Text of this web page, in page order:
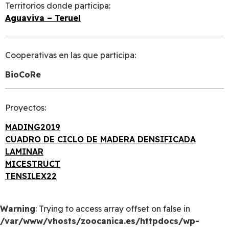
Territorios donde participa:
Aguaviva – Teruel
Cooperativas en las que participa:
BioCoRe
Proyectos:
MADING2019
CUADRO DE CICLO DE MADERA DENSIFICADA
LAMINAR
MICESTRUCT
TENSILEX22
Warning: Trying to access array offset on false in
/var/www/vhosts/zoocanica.es/httpdocs/wp-